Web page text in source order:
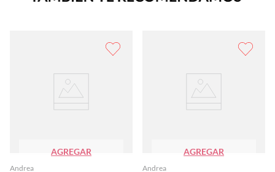
AGREGAR
Andrea
AGREGAR
Andrea